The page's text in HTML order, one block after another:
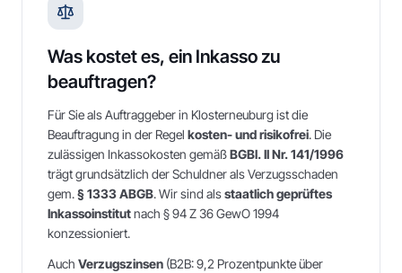
Was kostet es, ein Inkasso zu
beauftragen?
Für Sie als Auftraggeber in Klosterneuburgist die
Beauftragung in der Regel kosten- und risikofrei. Die
zulässigen Inkassokosten gemäßBGBl. II Nr. 141/1996
trägt grundsätzlich der Schuldner als Verzugsschaden
gem.§ 1333 ABGB. Wir sind alsstaatlich geprüftes
Inkassoinstitutnach § 94 Z 36 GewO 1994
konzessioniert.
Auch Verzugszinsen (B2B: 9,2 Prozentpunkte über